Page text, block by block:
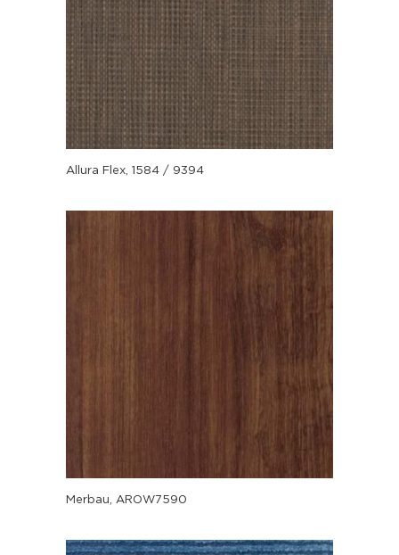
Allura Flex, 1584 / 9394
Merbau, AROW7590